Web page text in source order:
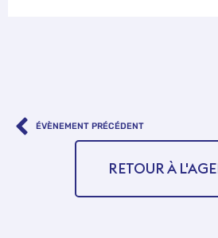
ÉVÈNEMENT PRÉCÉDENT
RETOUR À